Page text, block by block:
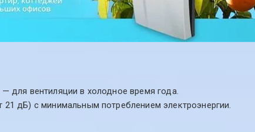
для вентиляции в холодное время года.
дБ) с минимальным потреблением электроэнергии.